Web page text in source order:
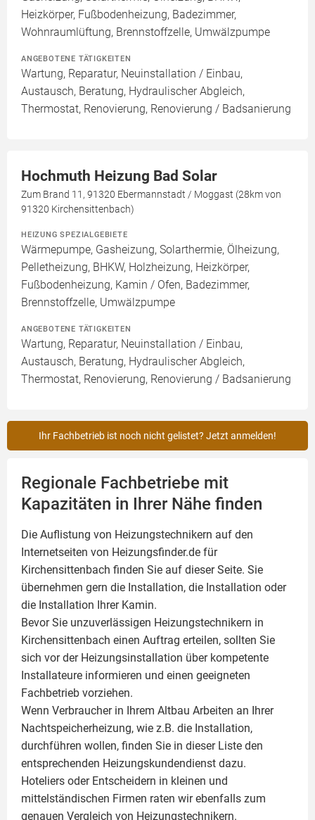
Heizkörper, Fußbodenheizung, Badezimmer,
Wohnraumlüftung, Brennstoffzelle, Umwälzpumpe
ANGEBOTENE TÄTIGKEITEN
Wartung, Reparatur, Neuinstallation / Einbau,
Austausch, Beratung, Hydraulischer Abgleich,
Thermostat, Renovierung, Renovierung / Badsanierung
Hochmuth Heizung Bad Solar
Zum Brand 11, 91320 Ebermannstadt / Moggast (28km von
91320 Kirchensittenbach)
HEIZUNG SPEZIALGEBIETE
Wärmepumpe, Gasheizung, Solarthermie, Ölheizung,
Pelletheizung, BHKW, Holzheizung, Heizkörper,
Fußbodenheizung, Kamin / Ofen, Badezimmer,
Brennstoffzelle, Umwälzpumpe
ANGEBOTENE TÄTIGKEITEN
Wartung, Reparatur, Neuinstallation / Einbau,
Austausch, Beratung, Hydraulischer Abgleich,
Thermostat, Renovierung, Renovierung / Badsanierung
Ihr Fachbetrieb ist noch nicht gelistet? Jetzt anmelden!
Regionale Fachbetriebe mit
Kapazitäten in Ihrer Nähe finden
Die Auflistung von Heizungstechnikern auf den
Internetseiten von Heizungsfinder.de für
Kirchensittenbach finden Sie auf dieser Seite. Sie
übernehmen gern die Installation, die Installation oder
die Installation Ihrer Kamin.
Bevor Sie unzuverlässigen Heizungstechnikern in
Kirchensittenbach einen Auftrag erteilen, sollten Sie
sich vor der Heizungsinstallation über kompetente
Installateure informieren und einen geeigneten
Fachbetrieb vorziehen.
Wenn Verbraucher in Ihrem Altbau Arbeiten an Ihrer
Nachtspeicherheizung, wie z.B. die Installation,
durchführen wollen, finden Sie in dieser Liste den
entsprechenden Heizungskundendienst dazu.
Hoteliers oder Entscheidern in kleinen und
mittelständischen Firmen raten wir ebenfalls zum
genauen Vergleich von Heizungstechnikern.